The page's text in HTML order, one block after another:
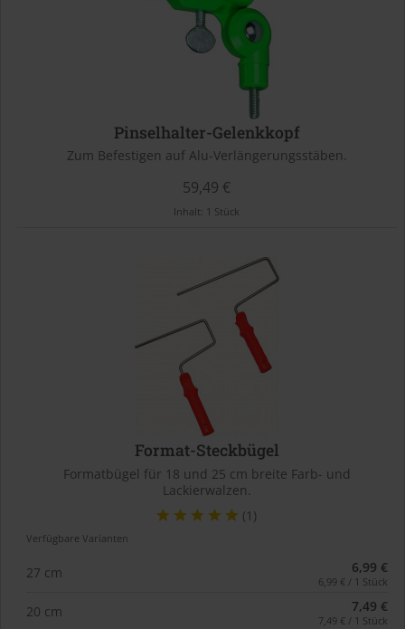
Pinselhalter-Gelenkkopf
Zum Befestigen auf Alu-Verlängerungsstäben.
59,49 €
Inhalt: 1 Stück
Format-Steckbügel
Formatbügel für 18 und 25 cm breite Farb- und
Lackierwalzen.
(1)
Verfügbare Varianten
27 cm 6,99 €
6,99 € / 1 Stück
20 cm 7,49 €
7,49 € / 1 Stück